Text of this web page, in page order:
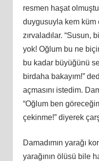
resmen haşat
duygusuyla kem küm
zırvaladılar. “Susun,
yok! Oğlum bu ne
bu kadar büyüğünü
birdaha bakayım!”
açmasını istedim.
“Oğlum ben
çekinme!” diyerek
Damadımın yarağı
yarağının ölüsü bile